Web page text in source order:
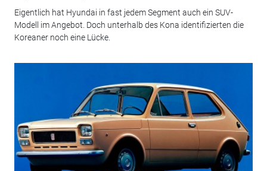
Eigentlich hat Hyundai in fast jedem Segment auch ein SUV-
Modell im Angebot. Doch unterhalb des Kona identifizierten die
Koreaner noch eine Lücke.